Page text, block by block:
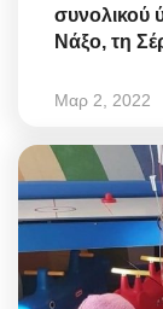
συνολικού
Νάξο, τη
Μαρ 2, 2022